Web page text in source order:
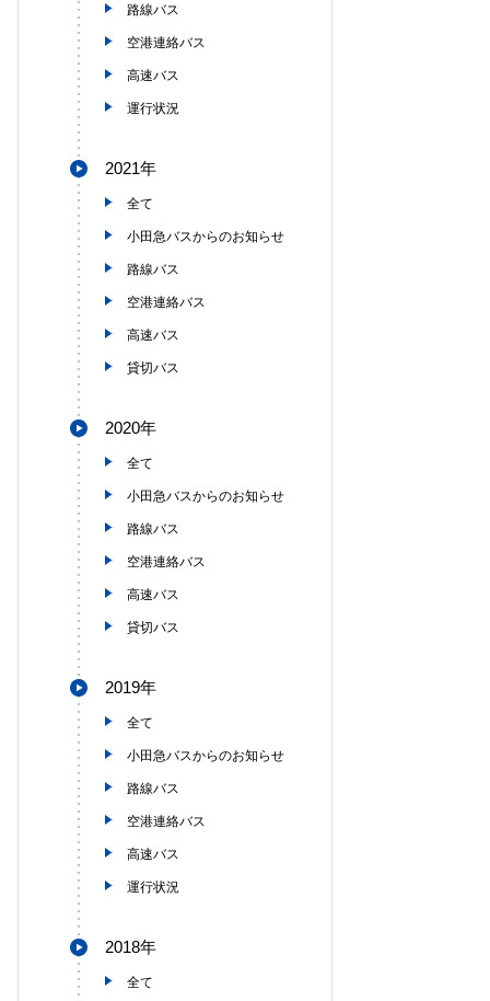
路線バス
空港連絡バス
高速バス
運行状況
2021年
全て
小田急バスからのお知らせ
路線バス
空港連絡バス
高速バス
貸切バス
2020年
全て
小田急バスからのお知らせ
路線バス
空港連絡バス
高速バス
貸切バス
2019年
全て
小田急バスからのお知らせ
路線バス
空港連絡バス
高速バス
運行状況
2018年
全て